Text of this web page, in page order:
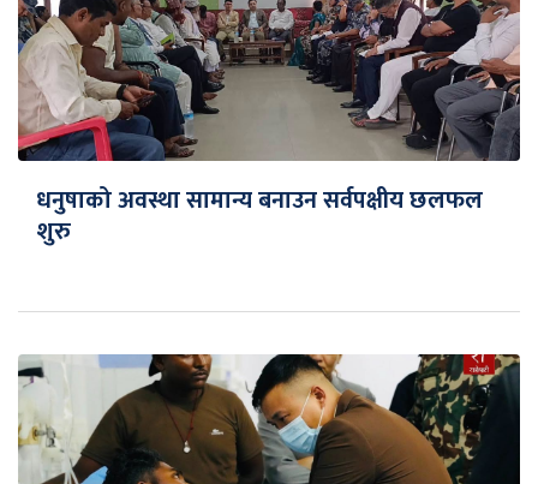
धनुषाको अवस्था सामान्य बनाउन सर्वपक्षीय छलफल
शुरु